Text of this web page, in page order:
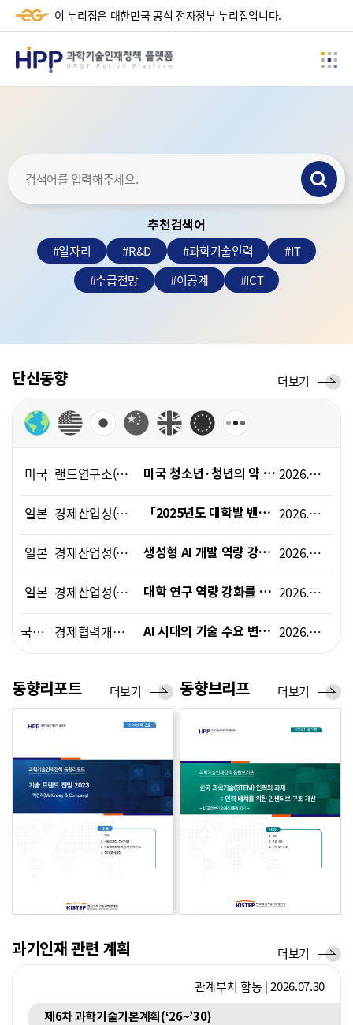
이 누리집은 대한민국 공식 전자정부 누리집입니다.
HPP
과
인
HRST
Policy
Platform
사
이
검
색
추천검색어
#일자리 #R&D #과학기술인력 #IT
#수급전망 #이공계 #ICT
단신동향
미국 랜드연구소(RAND) 미국 청소년·청년의 약 20%가 정신건강 조언용 AI 챗봇을 이용 2026.06.01
일본 경제산업성(METI) 「2025년도 대학발 벤처 기업 실태 조사」 결과(속보) 발표 2026.06.12
일본 경제산업성(METI) 생성형 AI 개발 역량 강화 프로젝트 「GENIAC」에서, 신규 연구개발 과제 채택 2026.05.14
일본 경제산업성(METI), 문부과학성(MEXT) 대학 연구 역량 강화를 위한 방안(지금까지의 논의 요약) 2026.05.22
국제기구 경제협력개발기구(OECD) AI 시대의 기술 수요 변화와 인력 역량 강화 정책 방향 2026.06.05
국제기구 경제협력개발기구(OECD) 교육과정 개혁의 성공을 위한 생태계적 접근과 실행 전략 2026.05.14
단
신
더보기
동향리포트
동
향
트
더보기 동향브리프
동
향
프
더보기
과기인재 관련 계획
관계부처 합동 | 2026.07.30
제6차 과학기술기본계획(‘26~’30)
계
더보기